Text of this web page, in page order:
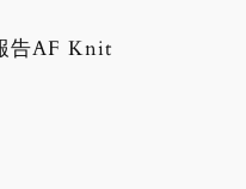
告AF Knit